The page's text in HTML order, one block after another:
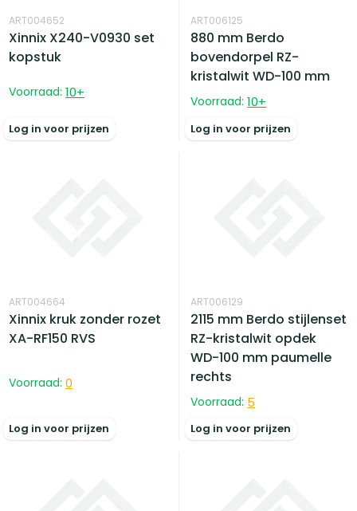
ART004652
Xinnix X240-V0930 set
kopstuk
Voorraad: 10+
Log in voor prijzen
ART006125
880 mm Berdo
bovendorpel RZ-
kristalwit WD-100 mm
Voorraad: 10+
Log in voor prijzen
ART004664
Xinnix kruk zonder rozet
XA-RF150 RVS
Voorraad: 0
Log in voor prijzen
ART006129
2115 mm Berdo stijlenset
RZ-kristalwit opdek
WD-100 mm paumelle
rechts
Voorraad: 5
Log in voor prijzen